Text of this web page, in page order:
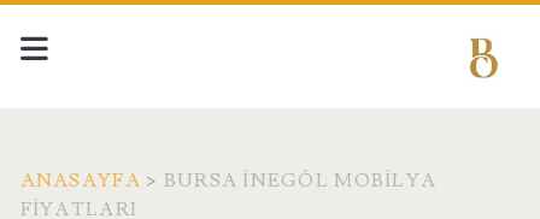
ANASAYFA > BURSA İNEGÖL MOBILYA
FIYATLARI